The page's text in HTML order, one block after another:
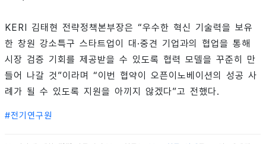
KERI 김태현 전략정책본부장은 “우수한 혁신 기술력을 보유
한 창원 강소특구 스타트업이 대·중견 기업과의 협업을 통해
시장 검증 기회를 제공받을 수 있도록 협력 모델을 꾸준히 만
들어 나갈 것”이라며 “이번 협약이 오픈이노베이션의 성공 사
례가 될 수 있도록 지원을 아끼지 않겠다”고 전했다.
#전기연구원